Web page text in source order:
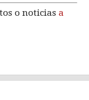
o noticias a